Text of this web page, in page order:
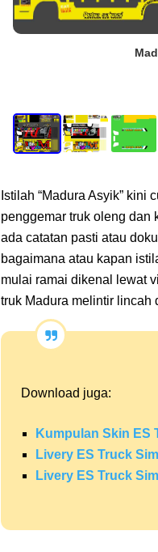
Istilah “Madura Asyik” kini
penggemar truk oleng dan
ada catatan pasti atau
bagaimana atau kapan
mulai ramai dikenal lewat
truk Madura melintir lincah
Download juga:
Kumpulan Skin ES
Livery ES Truck
Livery ES Truck